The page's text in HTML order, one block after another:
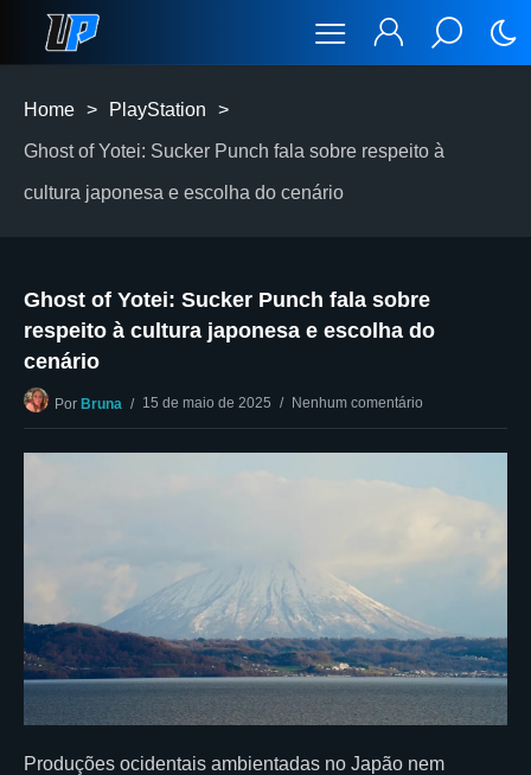
Home > PlayStation >
Ghost of Yotei: Sucker Punch fala sobre respeito à
cultura japonesa e escolha do cenário
Ghost of Yotei: Sucker Punch fala sobre
respeito à cultura japonesa e escolha do
cenário
Por Bruna 15 de maio de 2025 Nenhum comentário
Produções ocidentais ambientadas no Japão nem